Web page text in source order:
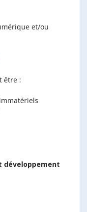
et/ou
être :
développement